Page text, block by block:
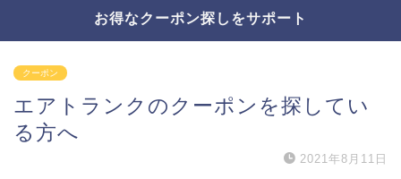
お得なクーポン探しをサポート
クーポン
エアトランクのクーポンを探してい
る方へ
2021年8月11日